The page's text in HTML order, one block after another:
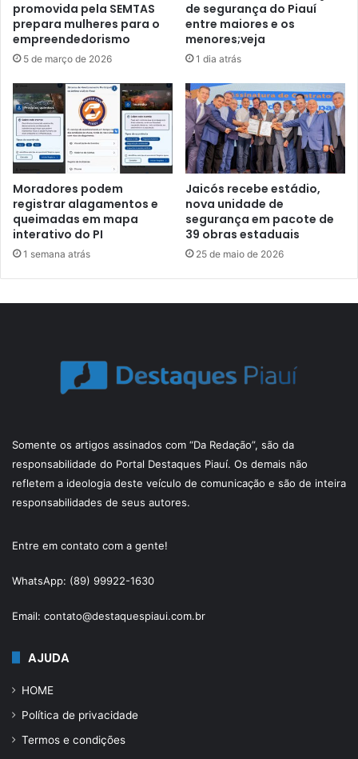
promovida pela SEMTAS
prepara mulheres para o
empreendedorismo
5 de março de 2026
de segurança do Piauí
entre maiores e os
menores;veja
1 dia atrás
Moradores podem
registrar alagamentos e
queimadas em mapa
interativo do PI
1 semana atrás
Jaicós recebe estádio,
nova unidade de
segurança em pacote de
39 obras estaduais
25 de maio de 2026
Somente os artigos assinados com “Da Redação”, são da
responsabilidade do Portal Destaques Piauí. Os demais não
refletem a ideologia deste veículo de comunicação e são de inteira
responsabilidades de seus autores.
Entre em contato com a gente!
WhatsApp: (89) 99922-1630
Email: contato@destaquespiaui.com.br
AJUDA
HOME
Política de privacidade
Termos e condições